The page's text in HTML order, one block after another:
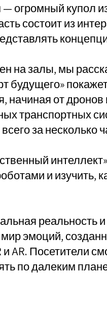
огромный купол
состоит из
на залы, мы
будущего»
начиная от
транспортных
за несколько
и изучить,
реальность
мир эмоций,
и AR. Посетители
по далеким